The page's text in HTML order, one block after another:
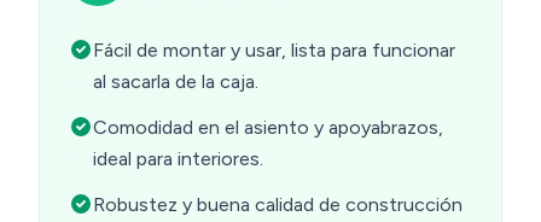
Fácil de montar y usar, lista para funcionar
al sacarla de la caja.
Comodidad en el asiento y apoyabrazos,
ideal para interiores.
Robustez y buena calidad de construcción